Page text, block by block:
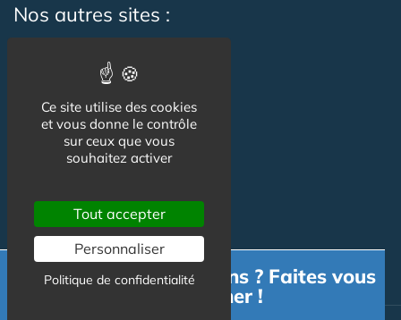
Nos autres sites :
Seniorissimmo.com
Emploi-formation-sante.com
Creche-et-naissance.com
Co-Living & Co-Working
Besoin d'informations ? Faites vous
accompagner !
Ce site utilise des cookies
et vous donne le contrôle
sur ceux que vous
souhaitez activer
Tout accepter
Personnaliser
Politique de confidentialité